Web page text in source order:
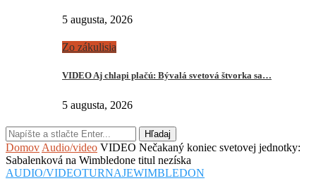
5 augusta, 2026
Zo zákulisia
VIDEO Aj chlapi plačú: Bývalá svetová štvorka sa…
5 augusta, 2026
Hľadaj
Domov Audio/video VIDEO Nečakaný koniec svetovej jednotky:
Sabalenková na Wimbledone titul nezíska
AUDIO/VIDEOTURNAJEWIMBLEDON